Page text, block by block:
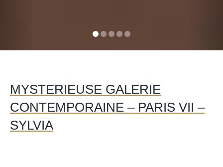
MYSTERIEUSE GALERIE
CONTEMPORAINE – PARIS VII –
SYLVIA